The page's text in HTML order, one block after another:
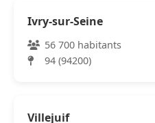
Ivry-sur-Seine
56 700 habitants
94 (94200)
Villejuif